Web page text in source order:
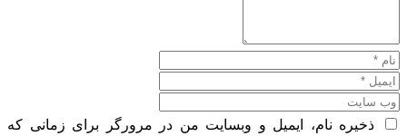
ذخیره نام، ایمیل و وبسایت من در مرورگر برای زمانی که